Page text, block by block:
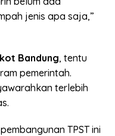
jenis apa saja,”
Bandung, tentu
pemerintah.
terlebih
TPST ini